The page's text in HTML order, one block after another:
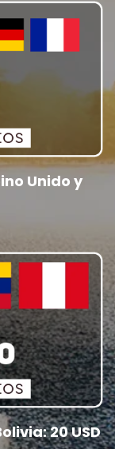
Unido y
20 USD